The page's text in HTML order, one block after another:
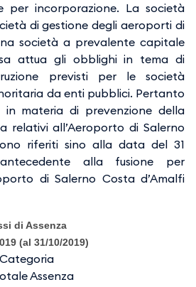
per incorporazione. La società
di gestione degli aeroporti di
società a prevalente capitale
attua gli obblighi in tema di
previsti per le società
da enti pubblici. Pertanto
materia di prevenzione della
relativi all’Aeroporto di Salerno
riferiti sino alla data del 31
alla fusione per
di Salerno Costa d’Amalfi
di Assenza
(al 31/10/2019)
Categoria
Assenza